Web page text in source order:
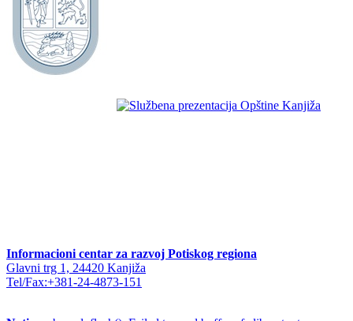
Informacioni centar za razvoj Potiskog regiona
Glavni trg 1, 24420 Kanjiža
Tel/Fax:+381-24-4873-151